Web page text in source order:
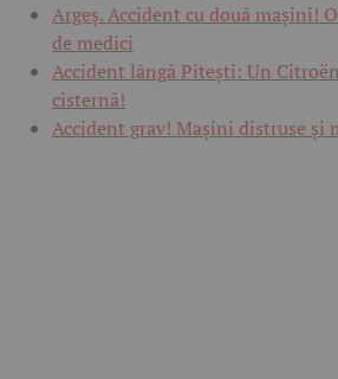
Argeș. Accident cu două mașini!
de medici
Accident lângă Pitești: Un
cisternă!
Accident grav! Mașini distruse și